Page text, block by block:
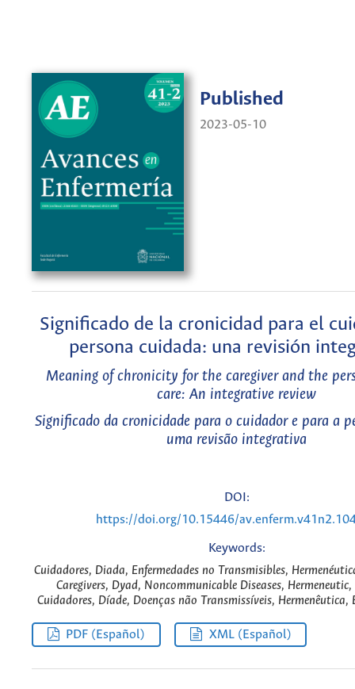
Published
2023-05-10
Significado de la cronicidad para el
persona cuidada: una revisión
Meaning of chronicity for the caregiver and the
care: An integrative review
Significado da cronicidade para o cuidador e para a
uma revisão integrativa
DOI:
https://doi.org/10.15446/
Keywords:
Cuidadores, Diada, Enfermedades no Transmisibles,
Caregivers, Dyad, Noncommunicable Diseases,
Cuidadores, Díade, Doenças não Transmissíveis, Hermenêutica,
PDF (Español) XML (Español)